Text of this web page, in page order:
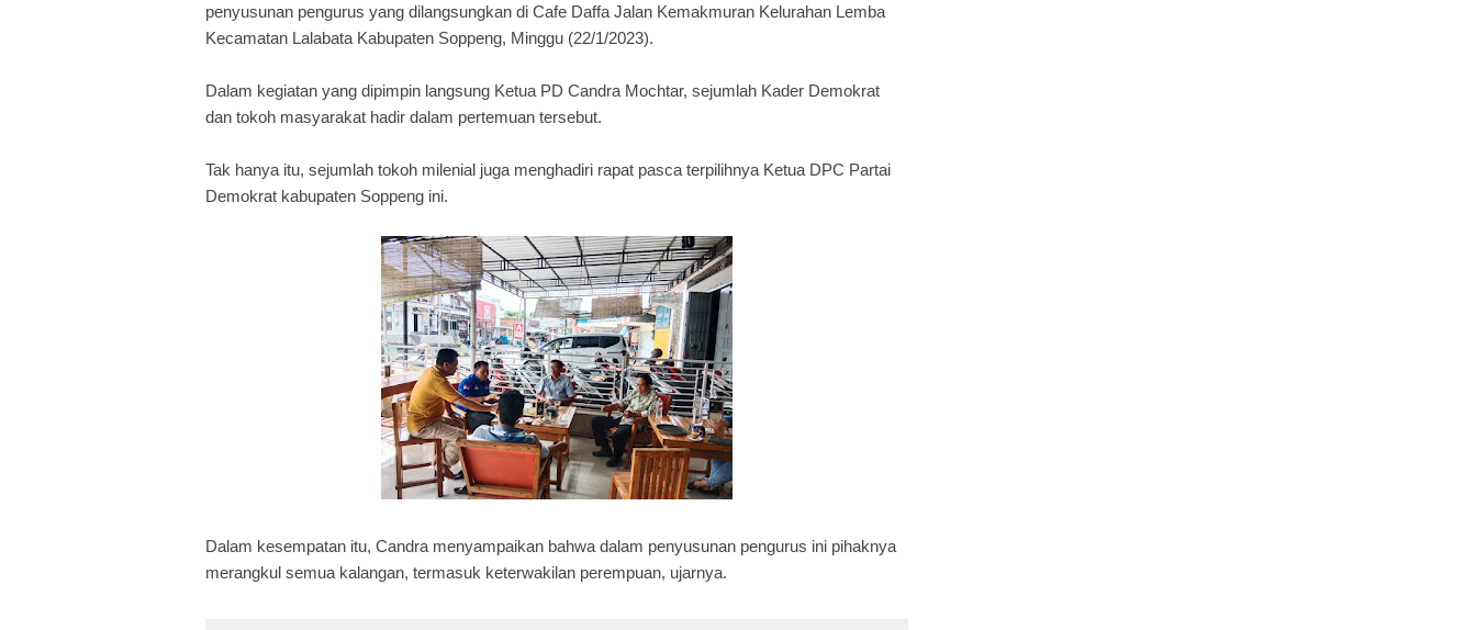
penyusunan pengurus yang dilangsungkan di Cafe Daffa Jalan Kemakmuran Kelurahan Lemba
Kecamatan Lalabata Kabupaten Soppeng, Minggu (22/1/2023).
Dalam kegiatan yang dipimpin langsung Ketua PD Candra Mochtar, sejumlah Kader Demokrat
dan tokoh masyarakat hadir dalam pertemuan tersebut.
Tak hanya itu, sejumlah tokoh milenial juga menghadiri rapat pasca terpilihnya Ketua DPC Partai
Demokrat kabupaten Soppeng ini.
Dalam kesempatan itu, Candra menyampaikan bahwa dalam penyusunan pengurus ini pihaknya
merangkul semua kalangan, termasuk keterwakilan perempuan, ujarnya.